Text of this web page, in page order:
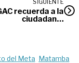
SIGUIENTE
recuerda a la
ciudadanía
del Meta Matamba